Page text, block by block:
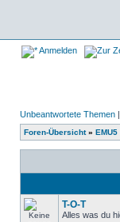
Anmelden
Unbeantwortete Themen |
Foren-Übersicht» EMU5
T-O-T
Alles was du